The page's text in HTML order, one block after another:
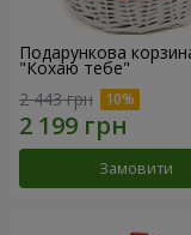
Подарункова
"Кохаю тебе"
2 443 грн
Замовити